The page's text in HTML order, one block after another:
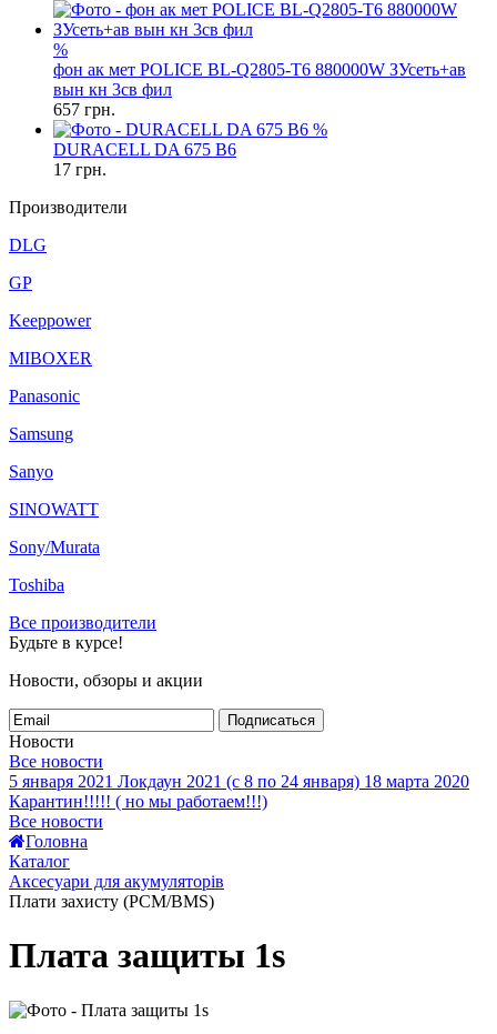
%
фон ак мет POLICE BL-Q2805-T6 880000W ЗУсеть+ав
вын кн 3св фил
657 грн.
%
DURACELL DA 675 B6
17 грн.
Производители
DLG
GP
Keeppower
MIBOXER
Panasonic
Samsung
Sanyo
SINOWATT
Sony/Murata
Toshiba
Все производители
Будьте в курсе!
Новости, обзоры и акции
Подписаться
Новости
Все новости
5 января 2021 Локдаун 2021 (с 8 по 24 января) 18 марта 2020
Карантин!!!!! ( но мы работаем!!!)
Все новости
Головна
Каталог
Аксесуари для акумуляторів
Плати захисту (PCM/BMS)
Плата защиты 1s